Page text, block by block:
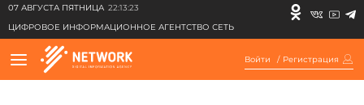
07 АВГУСТА ПЯТНИЦА 22:13:23
ЦИФРОВОЕ ИНФОРМАЦИОННОЕ АГЕНТСТВО СЕТЬ
Войти / Регистрация